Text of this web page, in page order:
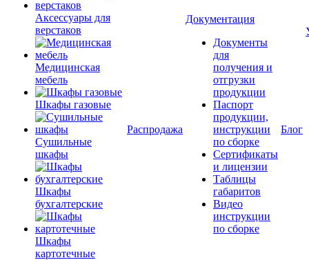
Аксессуары для
верстаков
Медицинская
мебель
Шкафы газовые
Сушильные
шкафы
Шкафы
бухгалтерские
Шкафы
картотечные
Распродажа
Документация
Документы
для
получения и
отгрузки
продукции
Паспорт
продукции,
инструкции
по сборке
Сертификаты
и лицензии
Таблицы
габаритов
Видео
инструкции
по сборке
Блог